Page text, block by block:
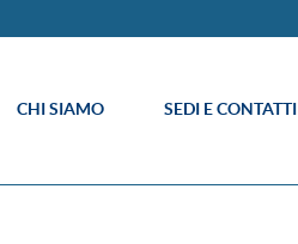
CHI SIAMO SEDI E CONTATTI